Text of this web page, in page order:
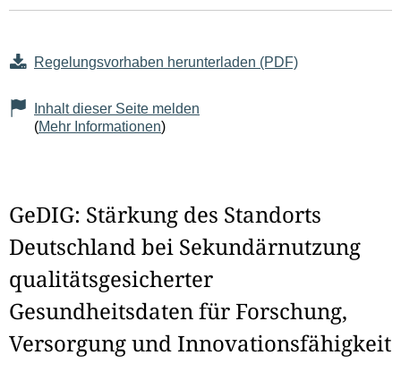
Regelungsvorhaben herunterladen (PDF)
Inhalt dieser Seite melden
(Mehr Informationen)
GeDIG: Stärkung des Standorts
Deutschland bei Sekundärnutzung
qualitätsgesicherter
Gesundheitsdaten für Forschung,
Versorgung und Innovationsfähigkeit